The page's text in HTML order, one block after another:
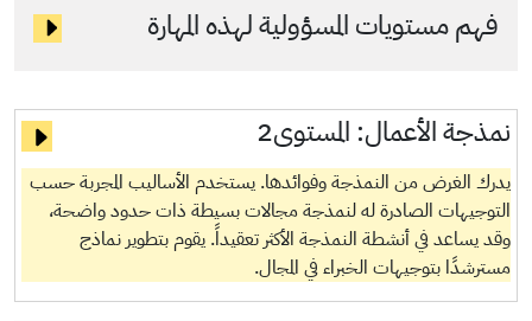
فهم مستويات المسؤولية لهذه المهارة
نمذجة الأعمال: المستوى2
يدرك الغرض من النمذجة وفوائدها. يستخدم الأساليب المجربة حسب
التوجيهات الصادرة له لنمذجة مجالات بسيطة ذات حدود واضحة،
وقد يساعد في أنشطة النمذجة الأكثر تعقيداً. يقوم بتطوير نماذج
مسترشدًا بتوجيهات الخبراء في المجال.